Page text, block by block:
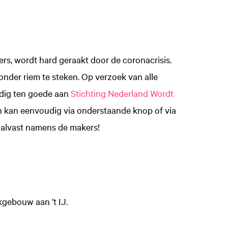
wordt hard geraakt door de coronacrisis.
riem te steken. Op verzoek van alle
ten goede aan Stichting Nederland Wordt
eenvoudig via onderstaande knop of via
namens de makers!
aan ’t IJ.